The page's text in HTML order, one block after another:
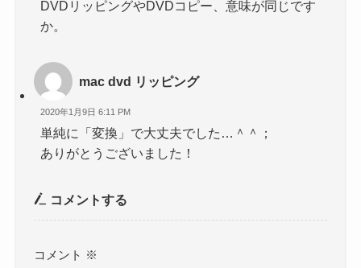
DVDリッピングやDVDコピー、意味が同じです
か。
mac dvd リッピング
2020年1月9日 6:11 PM
単純に「変換」で大丈夫でした…＾＾；
ありがとうございました！
コメントする
コメント ※